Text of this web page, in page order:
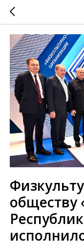
обществу